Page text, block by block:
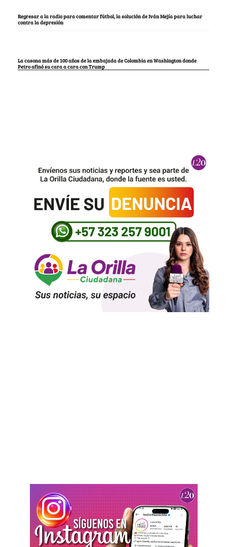
Regresar a la radio para comentar fútbol, la solución de Iván Mejía para luchar
contra la depresión
La casona más de 100 años de la embajada de Colombia en Washington donde
Petro afinó su cara a cara con Trump